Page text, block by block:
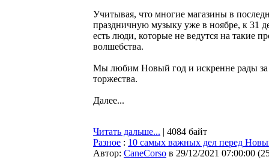
Учитывая, что многие магазины в
праздничную музыку уже в ноябре, к 31
есть люди, которые не ведутся на такие
волшебства.
Мы любим Новый год и искренне рады за
торжества.
Далее...
Читать дальше... | 4084 байт
Разное : 10 самых важных дел перед
Автор: CaneCorso в 29/12/2021 07:00:00 (